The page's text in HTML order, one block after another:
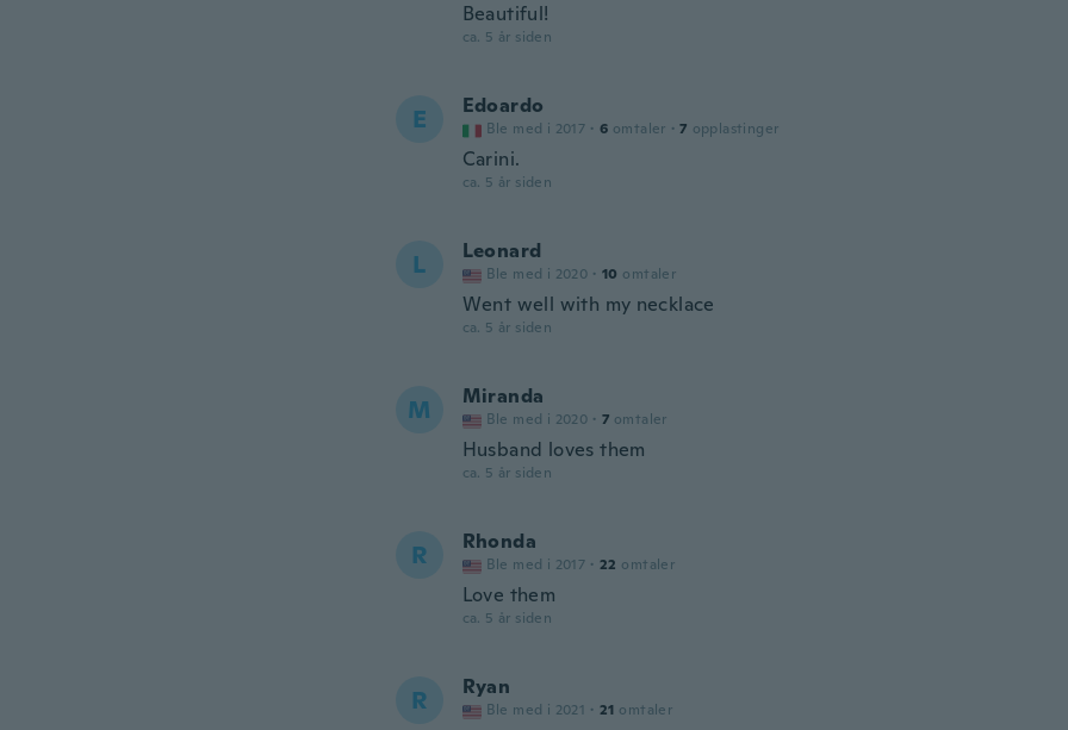
Beautiful!
ca. 5 år siden
E Edoardo
Ble med i 2017 · 6 omtaler · 7 opplastinger
Carini.
ca. 5 år siden
L Leonard
Ble med i 2020 · 10 omtaler
Went well with my necklace
ca. 5 år siden
M Miranda
Ble med i 2020 · 7 omtaler
Husband loves them
ca. 5 år siden
R Rhonda
Ble med i 2017 · 22 omtaler
Love them
ca. 5 år siden
R Ryan
Ble med i 2021 · 21 omtaler